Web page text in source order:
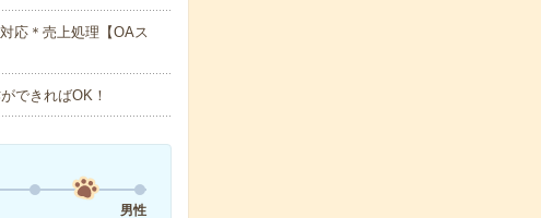
応＊売上処理【OAス
できればOK！
男性